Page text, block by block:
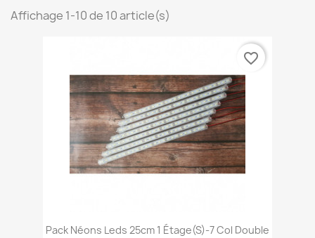
Affichage 1-10 de 10 article(s)
Pack Néons Leds 25cm 1 Étage(s)-7 Col Double
favorite_border